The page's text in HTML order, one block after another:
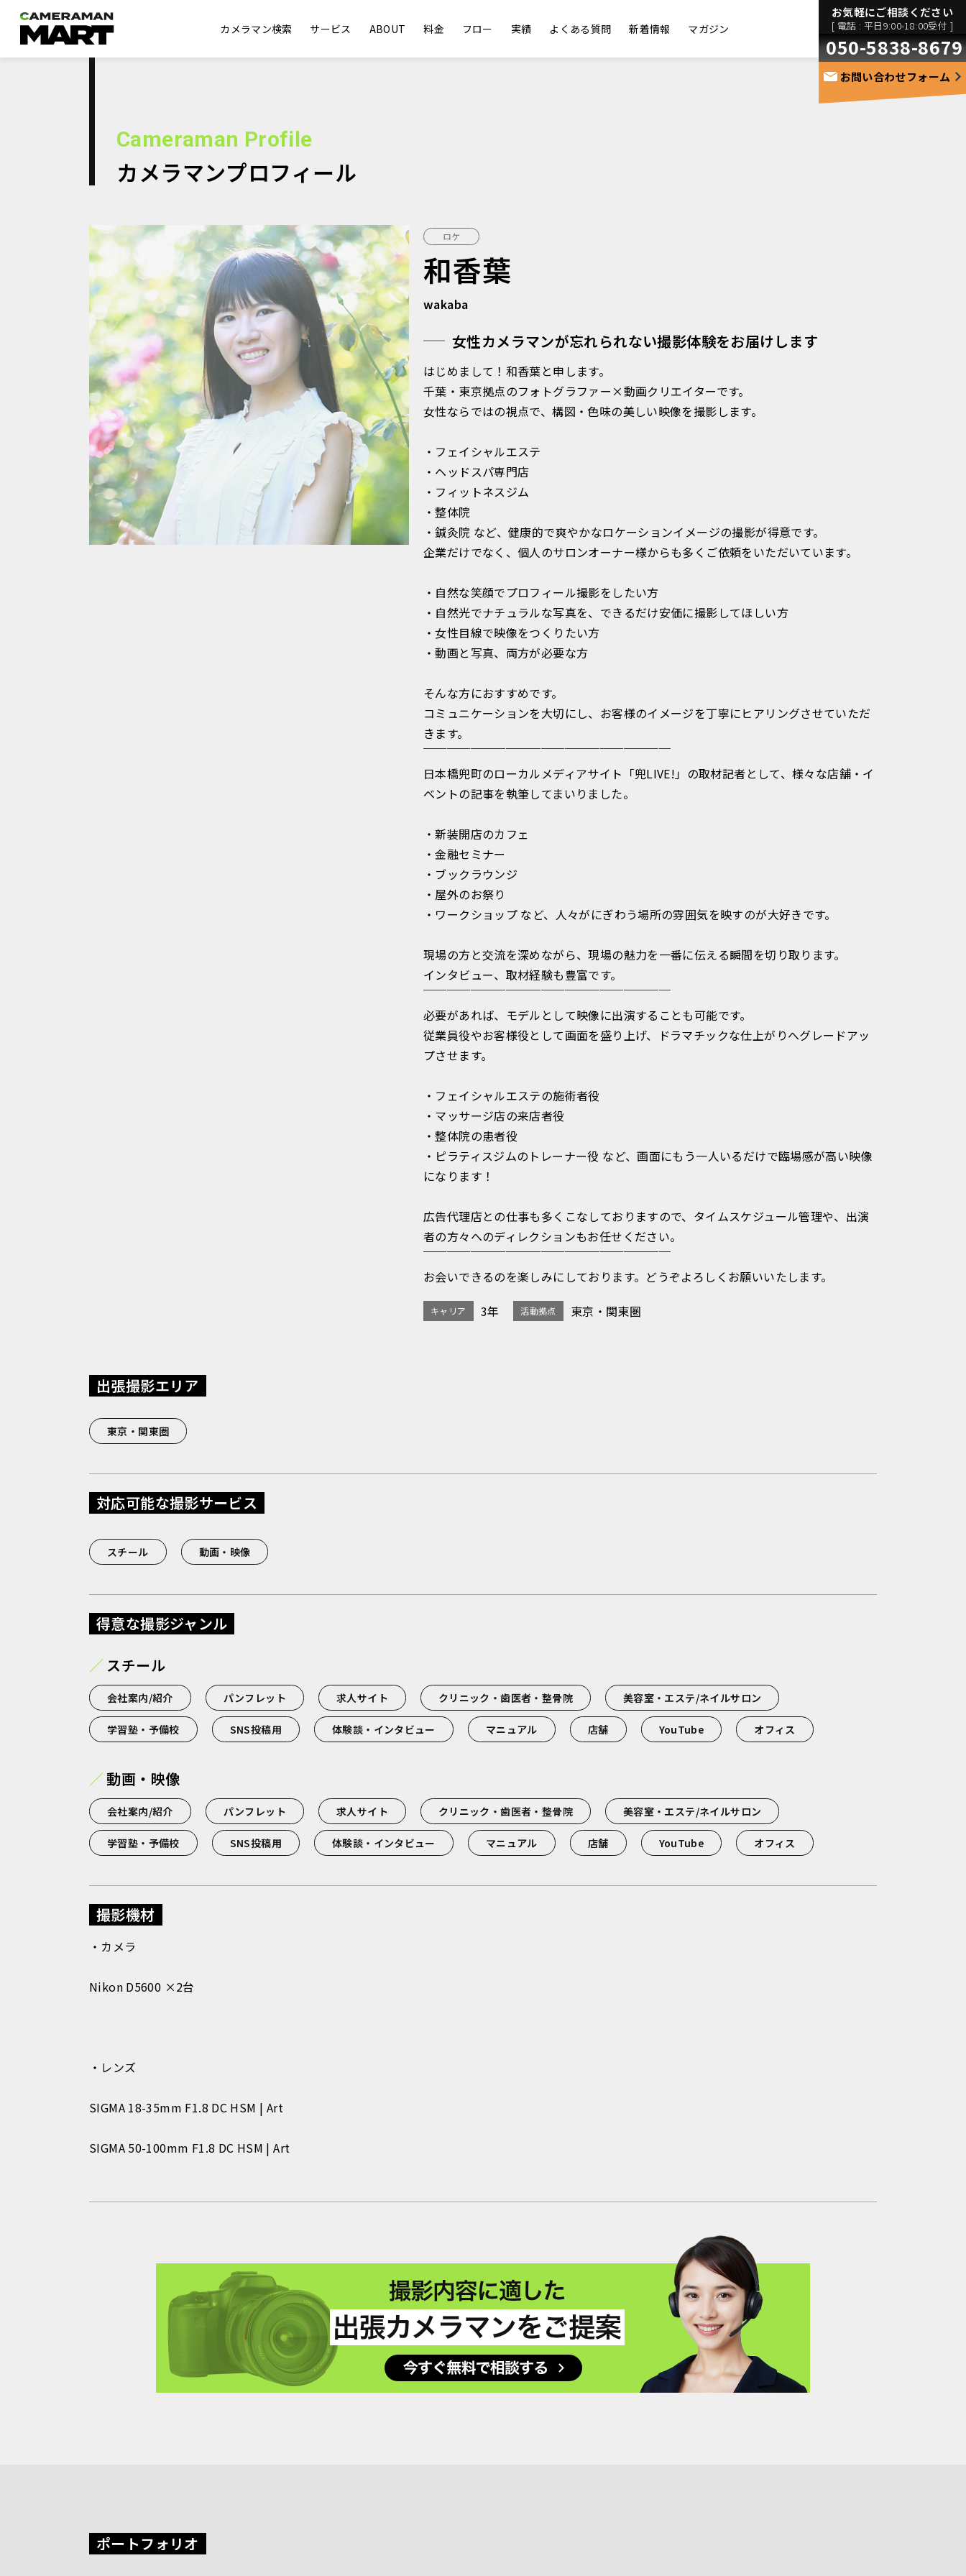
カメラマン検索 サービス ABOUT 料金 フロー 実績 よくある質問 新着情報 マガジン
お気軽にご相談ください
[ 電話 : 平日9:00-18:00受付 ]
050-5838-8679
お問い合わせフォーム
Cameraman Profile
カメラマンプロフィール
ロケ
和香葉
wakaba
女性カメラマンが忘れられない撮影体験をお届けします
はじめまして！和香葉と申します。
千葉・東京拠点のフォトグラファー×動画クリエイターです。
女性ならではの視点で、構図・色味の美しい映像を撮影します。
・フェイシャルエステ
・ヘッドスパ専門店
・フィットネスジム
・整体院
・鍼灸院 など、健康的で爽やかなロケーションイメージの撮影が得意です。
企業だけでなく、個人のサロンオーナー様からも多くご依頼をいただいています。
・自然な笑顔でプロフィール撮影をしたい方
・自然光でナチュラルな写真を、できるだけ安価に撮影してほしい方
・女性目線で映像をつくりたい方
・動画と写真、両方が必要な方
そんな方におすすめです。
コミュニケーションを大切にし、お客様のイメージを丁寧にヒアリングさせていただ
きます。
￣￣￣￣￣￣￣￣￣￣￣￣￣￣￣￣￣￣￣￣￣
日本橋兜町のローカルメディアサイト「兜LIVE!」の取材記者として、様々な店舗・イ
ベントの記事を執筆してまいりました。
・新装開店のカフェ
・金融セミナー
・ブックラウンジ
・屋外のお祭り
・ワークショップ など、人々がにぎわう場所の雰囲気を映すのが大好きです。
現場の方と交流を深めながら、現場の魅力を一番に伝える瞬間を切り取ります。
インタビュー、取材経験も豊富です。
￣￣￣￣￣￣￣￣￣￣￣￣￣￣￣￣￣￣￣￣￣
必要があれば、モデルとして映像に出演することも可能です。
従業員役やお客様役として画面を盛り上げ、ドラマチックな仕上がりへグレードアッ
プさせます。
・フェイシャルエステの施術者役
・マッサージ店の来店者役
・整体院の患者役
・ピラティスジムのトレーナー役 など、画面にもう一人いるだけで臨場感が高い映像
になります！
広告代理店との仕事も多くこなしておりますので、タイムスケジュール管理や、出演
者の方々へのディレクションもお任せください。
￣￣￣￣￣￣￣￣￣￣￣￣￣￣￣￣￣￣￣￣￣
お会いできるのを楽しみにしております。どうぞよろしくお願いいたします。
キャリア 3年 活動拠点 東京・関東圏
出張撮影エリア
東京・関東圏
対応可能な撮影サービス
スチール 動画・映像
得意な撮影ジャンル
スチール
会社案内/紹介 パンフレット 求人サイト クリニック・歯医者・整骨院 美容室・エステ/ネイルサロン
学習塾・予備校 SNS投稿用 体験談・インタビュー マニュアル 店舗 YouTube オフィス
動画・映像
会社案内/紹介 パンフレット 求人サイト クリニック・歯医者・整骨院 美容室・エステ/ネイルサロン
学習塾・予備校 SNS投稿用 体験談・インタビュー マニュアル 店舗 YouTube オフィス
撮影機材
・カメラ
Nikon D5600 ×2台
・レンズ
SIGMA 18-35mm F1.8 DC HSM | Art
SIGMA 50-100mm F1.8 DC HSM | Art
ポートフォリオ